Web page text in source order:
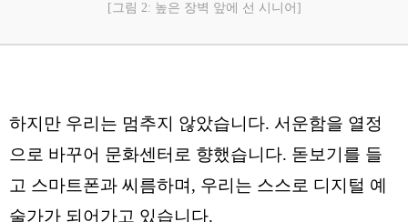
[그림 2: 높은 장벽 앞에 선 시니어]
하지만 우리는 멈추지 않았습니다. 서운함을 열정
으로 바꾸어 문화센터로 향했습니다. 돋보기를 들
고 스마트폰과 씨름하며, 우리는 스스로 디지털 예
술가가 되어가고 있습니다.